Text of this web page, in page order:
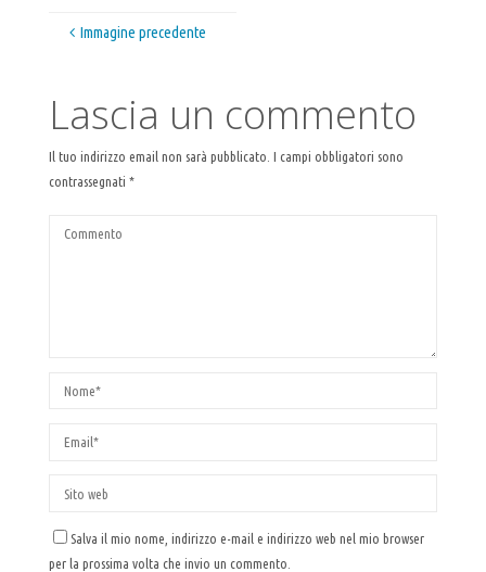
Immagine precedente
Lascia un commento
Il tuo indirizzo email non sarà pubblicato. I campi obbligatori sono
contrassegnati *
Salva il mio nome, indirizzo e-mail e indirizzo web nel mio browser
per la prossima volta che invio un commento.